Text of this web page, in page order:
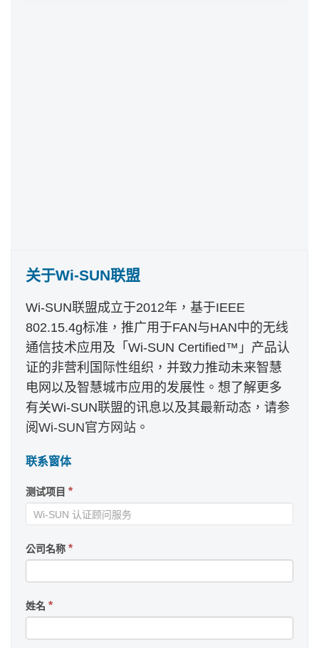
关于Wi-SUN联盟
Wi-SUN联盟成立于2012年，基于IEEE
802.15.4g标准，推广用于FAN与HAN中的无线
通信技术应用及「Wi-SUN Certified™」产品认
证的非营利国际性组织，并致力推动未来智慧
电网以及智慧城市应用的发展性。想了解更多
有关Wi-SUN联盟的讯息以及其最新动态，请参
阅 Wi-SUN官方网站。
联系窗体
谘
If
you
human,
field
blank.
测试项目 *
公司名称 *
姓名 *